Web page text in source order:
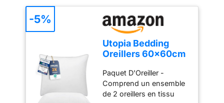
Utopia Bedding
Oreillers 60x60cm
de Lit Blanc
Paquet D'Oreiller -
Comprend un ensemble
de 2 oreillers en tissu
-5%